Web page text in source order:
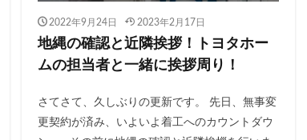
2022年9月24日 2023年2月17日
地縄の確認と近隣挨拶！トヨタホー
ムの担当者と一緒に挨拶周り！
さてさて、久しぶりの更新です。 先日、無事変
更契約が済み、いよいよ着工へのカウントダウ